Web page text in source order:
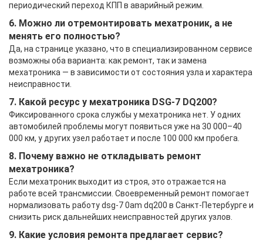
периодический переход КПП в аварийный режим.
6. Можно ли отремонтировать мехатроник, а не
менять его полностью?
Да, на странице указано, что в специализированном сервисе
возможны оба варианта: как ремонт, так и замена
мехатроника — в зависимости от состояния узла и характера
неисправности.
7. Какой ресурс у мехатроника DSG-7 DQ200?
Фиксированного срока службы у мехатроника нет. У одних
автомобилей проблемы могут появиться уже на 30 000–40
000 км, у других узел работает и после 100 000 км пробега.
8. Почему важно не откладывать ремонт
мехатроника?
Если мехатроник выходит из строя, это отражается на
работе всей трансмиссии. Своевременный ремонт помогает
нормализовать работу dsg-7 0am dq200 в Санкт-Петербурге и
снизить риск дальнейших неисправностей других узлов.
9. Какие условия ремонта предлагает сервис?